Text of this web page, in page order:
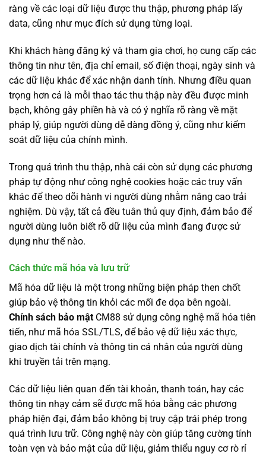
ràng về các loại dữ liệu được thu thập, phương pháp lấy
data, cũng như mục đích sử dụng từng loại.
Khi khách hàng đăng ký và tham gia chơi, họ cung cấp các
thông tin như tên, địa chỉ email, số điện thoại, ngày sinh và
các dữ liệu khác để xác nhận danh tính. Nhưng điều quan
trọng hơn cả là mỗi thao tác thu thập này đều được minh
bạch, không gây phiền hà và có ý nghĩa rõ ràng về mặt
pháp lý, giúp người dùng dễ dàng đồng ý, cũng như kiểm
soát dữ liệu của chính mình.
Trong quá trình thu thập, nhà cái còn sử dụng các phương
pháp tự động như công nghệ cookies hoặc các truy vấn
khác để theo dõi hành vi người dùng nhằm nâng cao trải
nghiệm. Dù vậy, tất cả đều tuân thủ quy định, đảm bảo để
người dùng luôn biết rõ dữ liệu của mình đang được sử
dụng như thế nào.
Cách thức mã hóa và lưu trữ
Mã hóa dữ liệu là một trong những biện pháp then chốt
giúp bảo vệ thông tin khỏi các mối đe dọa bên ngoài.
Chính sách bảo mật CM88 sử dụng công nghệ mã hóa tiên
tiến, như mã hóa SSL/TLS, để bảo vệ dữ liệu xác thực,
giao dịch tài chính và thông tin cá nhân của người dùng
khi truyền tải trên mạng.
Các dữ liệu liên quan đến tài khoản, thanh toán, hay các
thông tin nhạy cảm sẽ được mã hóa bằng các phương
pháp hiện đại, đảm bảo không bị truy cập trái phép trong
quá trình lưu trữ. Công nghệ này còn giúp tăng cường tính
toàn vẹn và bảo mật của dữ liệu, giảm thiểu nguy cơ rò rỉ